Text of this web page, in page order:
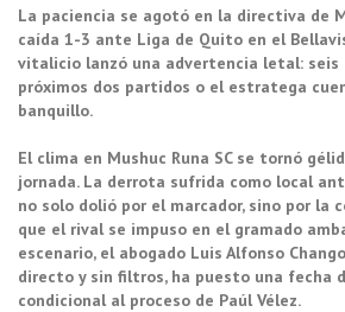
La paciencia se agotó en la directiva de
caída 1-3 ante Liga de Quito en el
vitalicio lanzó una advertencia letal: seis
próximos dos partidos o el estratega
banquillo.
El clima en Mushuc Runa SC se tornó
jornada. La derrota sufrida como local
no solo dolió por el marcador, sino por la
que el rival se impuso en el gramado
escenario, el abogado Luis Alfonso
directo y sin filtros, ha puesto una fecha
condicional al proceso de Paúl Vélez.